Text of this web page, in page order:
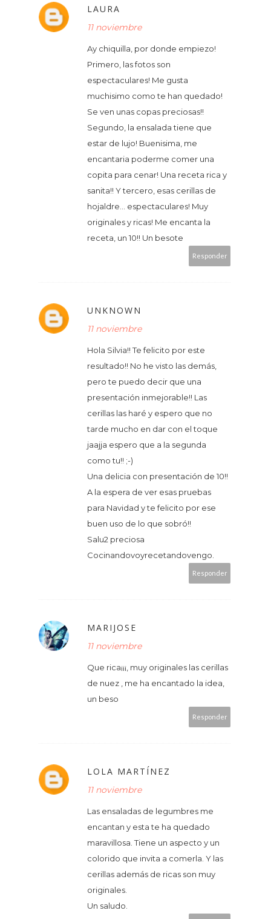
LAURA
11 noviembre
Ay chiquilla, por donde empiezo!
Primero, las fotos son
espectaculares! Me gusta
muchisimo como te han quedado!
Se ven unas copas preciosas!!
Segundo, la ensalada tiene que
estar de lujo! Buenisima, me
encantaria poderme comer una
copita para cenar! Una receta rica y
sanita!! Y tercero, esas cerillas de
hojaldre... espectaculares! Muy
originales y ricas! Me encanta la
receta, un 10!! Un besote
Responder
UNKNOWN
11 noviembre
Hola Silvia!! Te felicito por este
resultado!! No he visto las demás,
pero te puedo decir que una
presentación inmejorable!! Las
cerillas las haré y espero que no
tarde mucho en dar con el toque
jaajja espero que a la segunda
como tu!! ;-)
Una delicia con presentación de 10!!
A la espera de ver esas pruebas
para Navidad y te felicito por ese
buen uso de lo que sobró!!
Salu2 preciosa
Cocinandovoyrecetandovengo.
Responder
MARIJOSE
11 noviembre
Que rica¡¡¡, muy originales las cerillas
de nuez , me ha encantado la idea,
un beso
Responder
LOLA MARTÍNEZ
11 noviembre
Las ensaladas de legumbres me
encantan y esta te ha quedado
maravillosa. Tiene un aspecto y un
colorido que invita a comerla. Y las
cerillas además de ricas son muy
originales.
Un saludo.